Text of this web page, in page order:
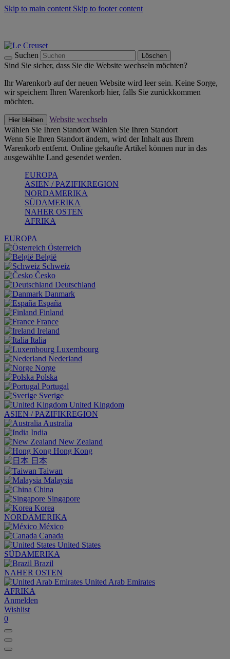
Skip to main content Skip to footer content
Suchen Löschen
Sind Sie sicher, dass Sie die Website wechseln möchten?
Ihr Warenkorb auf der neuen Website wird leer sein. Keine Sorge,
wir speichern Ihren Warenkorb hier, falls Sie zurückkommen
möchten.
Hier bleiben
Website wechseln
Wählen Sie Ihren Standort Wählen Sie Ihren Standort
Wenn Sie Ihren Standort ändern, wird der Inhalt aus Ihrem
Warenkorb entfernt. Online gekaufte Artikel können nur in das
ausgewählte Land gesendet werden.
EUROPA
ASIEN / PAZIFIKREGION
NORDAMERIKA
SÜDAMERIKA
NAHER OSTEN
AFRIKA
EUROPA
Österreich
België
Schweiz
Česko
Deutschland
Danmark
España
Finland
France
Ireland
Italia
Luxembourg
Nederland
Norge
Polska
Portugal
Sverige
United Kingdom
ASIEN / PAZIFIKREGION
Australia
India
New Zealand
Hong Kong
日本
Taiwan
Malaysia
China
Singapore
Korea
NORDAMERIKA
México
Canada
United States
SÜDAMERIKA
Brazil
NAHER OSTEN
United Arab Emirates
AFRIKA
Anmelden
Wishlist
0